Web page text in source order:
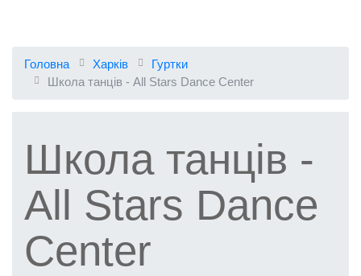
Головна Харків
Гуртки
Школа танців - All Stars Dance Center
Школа танців -
All Stars Dance
Center